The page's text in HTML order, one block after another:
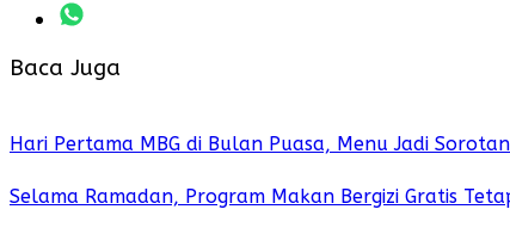
Baca Juga
Hari Pertama MBG di Bulan Puasa, Menu Jadi
Selama Ramadan, Program Makan Bergizi Gratis